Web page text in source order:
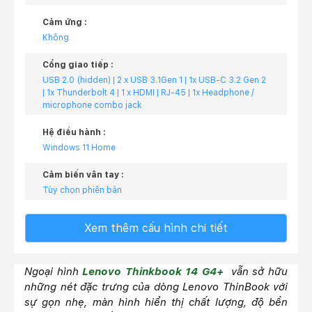
Cảm ứng :
Không
Cổng giao tiếp :
USB 2.0 (hidden) | 2 x USB 3.1Gen 1 | 1x USB-C 3.2 Gen 2
| 1x Thunderbolt 4 | 1 x HDMI | RJ-45 | 1x Headphone /
microphone combo jack
Hệ điều hành :
Windows 11 Home
Cảm biến vân tay :
Tùy chọn phiên bản
Xem thêm cấu hình chi tiết
Ngoại hìnhLenovo Thinkbook 14 G4+vẫn sở hữu
những nét đặc trưng của dòng Lenovo ThinBook với
sự gọn nhẹ, màn hình hiển thị chất lượng, độ bền